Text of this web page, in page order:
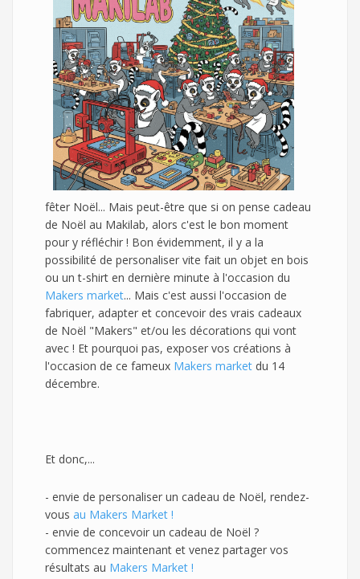
fêter Noël... Mais peut-être que si on pense cadeau
de Noël au Makilab, alors c'est le bon moment
pour y réfléchir ! Bon évidemment, il y a la
possibilité de personaliser vite fait un objet en bois
ou un t-shirt en dernière minute à l'occasion du
Makers market... Mais c'est aussi l'occasion de
fabriquer, adapter et concevoir des vrais cadeaux
de Noël "Makers" et/ou les décorations qui vont
avec ! Et pourquoi pas, exposer vos créations à
l'occasion de ce fameux Makers market du 14
décembre.
Et donc,...
- envie de personaliser un cadeau de Noël, rendez-
vous au Makers Market !
- envie de concevoir un cadeau de Noël ?
commencez maintenant et venez partager vos
résultats au Makers Market !